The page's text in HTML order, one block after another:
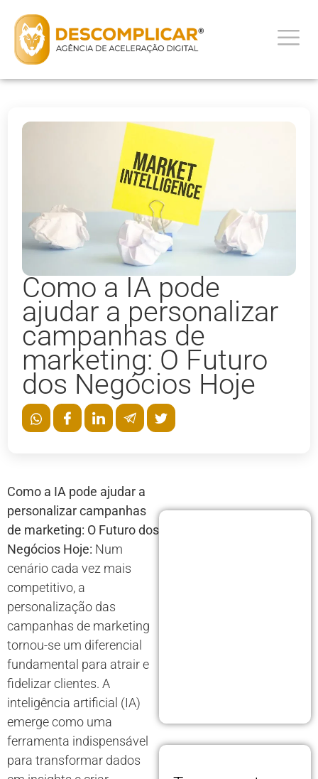
Como a IA pode
ajudar a personalizar
campanhas de
marketing: O Futuro
dos Negócios Hoje
Como a IA pode ajudar a
personalizar campanhas
de marketing: O Futuro dos
Negócios Hoje: Num
cenário cada vez mais
competitivo, a
personalização das
campanhas de marketing
tornou-se um diferencial
fundamental para atrair e
fidelizar clientes. A
inteligência artificial (IA)
emerge como uma
ferramenta indispensável
para transformar dados